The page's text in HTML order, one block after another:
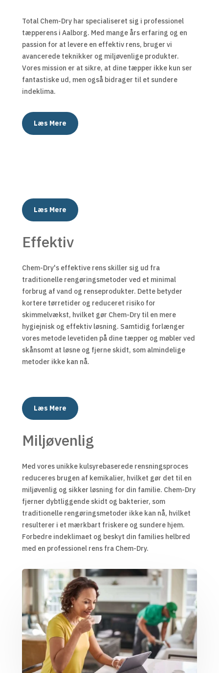
Total Chem-Dry har specialiseret sig i professionel
tæpperens i Aalborg. Med mange års erfaring og en
passion for at levere en effektiv rens, bruger vi
avancerede teknikker og miljøvenlige produkter.
Vores mission er at sikre, at dine tæpper ikke kun ser
fantastiske ud, men også bidrager til et sundere
indeklima.
Læs Mere
Læs Mere
Effektiv
Chem-Dry's effektive rens skiller sig ud fra
traditionelle rengøringsmetoder ved et minimal
forbrug af vand og renseprodukter. Dette betyder
kortere tørretider og reduceret risiko for
skimmelvækst, hvilket gør Chem-Dry til en mere
hygiejnisk og effektiv løsning. Samtidig forlænger
vores metode levetiden på dine tæpper og møbler ved
skånsomt at løsne og fjerne skidt, som almindelige
metoder ikke kan nå.
Læs Mere
Miljøvenlig
Med vores unikke kulsyrebaserede rensningsproces
reduceres brugen af kemikalier, hvilket gør det til en
miljøvenlig og sikker løsning for din familie. Chem-Dry
fjerner dybtliggende skidt og bakterier, som
traditionelle rengøringsmetoder ikke kan nå, hvilket
resulterer i et mærkbart friskere og sundere hjem.
Forbedre indeklimaet og beskyt din families helbred
med en professionel rens fra Chem-Dry.